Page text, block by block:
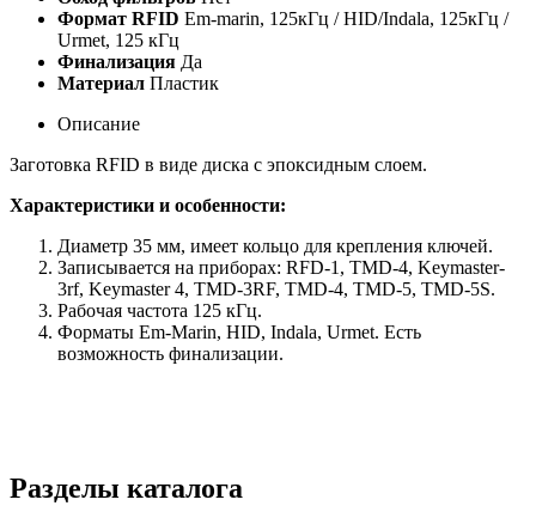
Формат RFID Em-marin, 125кГц / HID/Indala, 125кГц /
Urmet, 125 кГц
Финализация Да
Материал Пластик
Описание
Заготовка RFID в виде диска с эпоксидным слоем.
Характеристики и особенности:
Диаметр 35 мм, имеет кольцо для крепления ключей.
Записывается на приборах: RFD-1, TMD-4, Keymaster-
3rf, Keymaster 4, TMD-3RF, TMD-4, TMD-5, TMD-5S.
Рабочая частота 125 кГц.
Форматы Em-Marin, HID, Indala, Urmet. Есть
возможность финализации.
Разделы каталога